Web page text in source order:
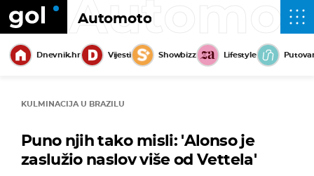
Automoto
Dnevnik.hr Vijesti Showbizz Lifestyle
KULMINACIJA U BRAZILU
Puno njih tako misli: 'Alonso je
zaslužio naslov više od Vettela'